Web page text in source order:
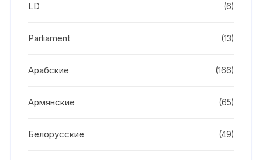
LD (6)
Parliament (13)
Арабские (166)
Армянские (65)
Белорусские (49)